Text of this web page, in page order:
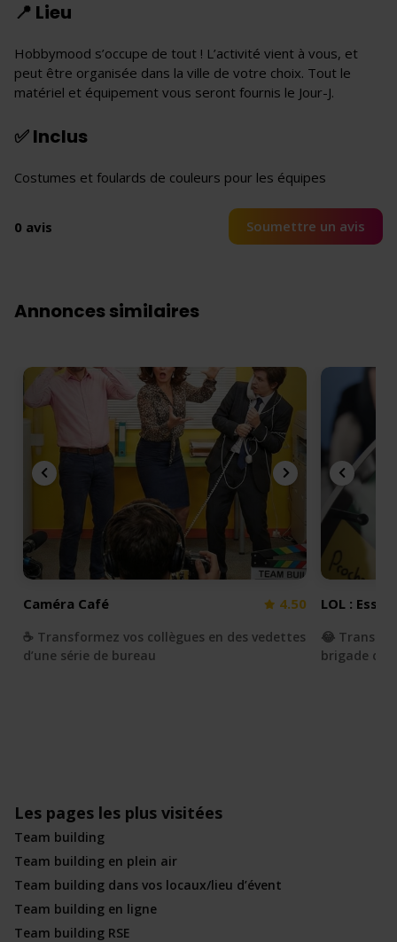
📍 Lieu
Hobbymood s’occupe de tout ! L’activité vient à vous, et
peut être organisée dans la ville de votre choix. Tout le
matériel et équipement vous seront fournis le Jour-J.
✅ Inclus
Costumes et foulards de couleurs pour les équipes
0 avis Soumettre un avis
Annonces similaires
Caméra Café 4.50
☕️ Transformez vos collègues en des vedettes
d’une série de bureau
LOL :
😂
brigade du
Les pages les plus visitées
Team building
Team building en plein air
Team building dans vos locaux/lieu d’évent
Team building en ligne
Team building RSE